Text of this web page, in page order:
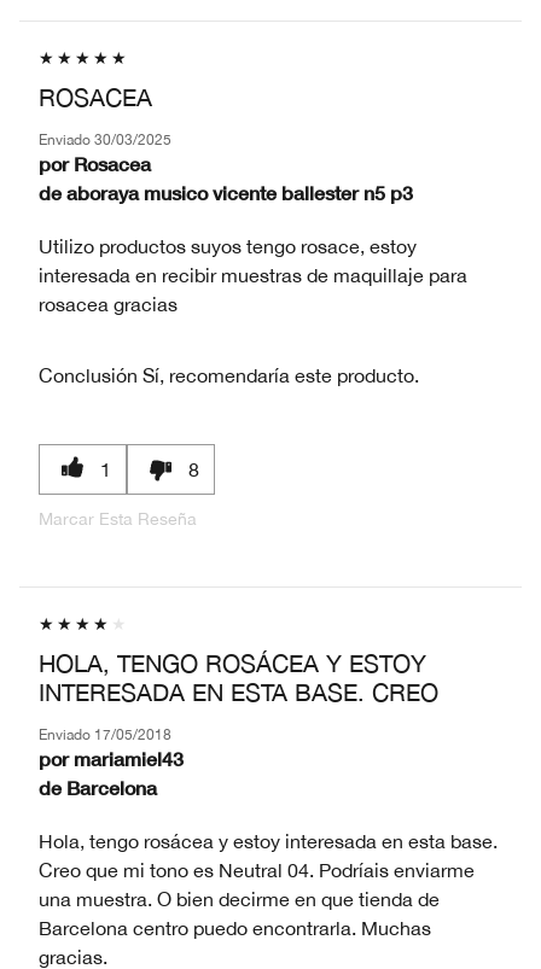
ROSACEA
Enviado 30/03/2025
por Rosacea
de aboraya musico vicente ballester n5 p3
Utilizo productos suyos tengo rosace, estoy
interesada en recibir muestras de maquillaje para
rosacea gracias
Conclusión Sí, recomendaría este producto.
1 8
Marcar Esta Reseña
HOLA, TENGO ROSÁCEA Y ESTOY
INTERESADA EN ESTA BASE. CREO
Enviado 17/05/2018
por mariamiel43
de Barcelona
Hola, tengo rosácea y estoy interesada en esta base.
Creo que mi tono es Neutral 04. Podríais enviarme
una muestra. O bien decirme en que tienda de
Barcelona centro puedo encontrarla. Muchas
gracias.